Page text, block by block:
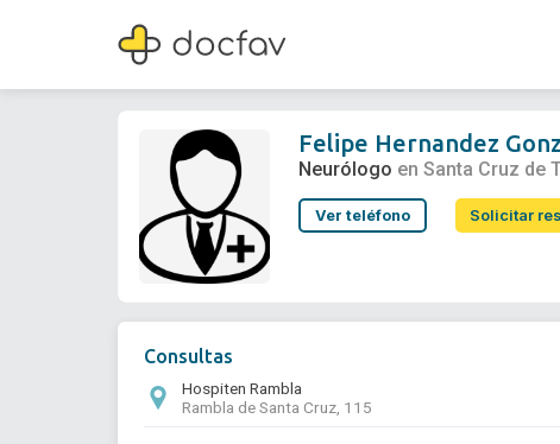
Felipe Hernandez Gonzalez
Neurólogo
Felipe Hernandez
Neurólogo en Santa Cruz de
Ver teléfono Solicitar
Consultas
Hospiten Rambla
Rambla de Santa Cruz, 115